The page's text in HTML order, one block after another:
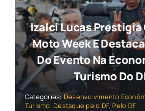
Izalci Lucas Prestigia
Moto Week E
Do Evento Na
Turismo Do
Categories: Desenvolvimento
Turismo, Destaque pelo DF, Pelo DF